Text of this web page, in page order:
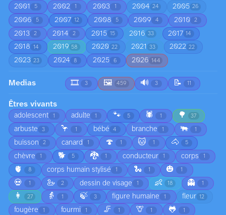
2001 5 2002 1 2003 1 2004 24 2005 26
2006 5 2007 12 2008 5 2009 4 2010 2
2013 2 2014 2 2015 15 2016 33 2017 14
2018 14 2019 58 2020 22 2021 33 2022 22
2023 23 2024 8 2025 6 2026 144
Medias 🎞️ 3 🖼️ 459 🔊 3 📝 11
Êtres vivants
adolescent 1 adulte 1 🐾 5 🕷️ 1 🌳 37
arbuste 3 🦩 1 bébé 4 branche 1 🐃 1
buisson 2 canard 1 🍄 1 🐱 1 🐴 5
chèvre 1 🐕 5 🐉 1 conducteur 1 corps 1
🫀 8 corps humain stylisé 1 🐍 1 🎃 1
💀 1 🦢 2 dessin de visage 1 👶 18 👻 1
👩 27 👵 1 🍃 3 figure humaine 1 fleur 12
fougère 1 fourmi 1 🦵 1 🦒 1 🐸 1